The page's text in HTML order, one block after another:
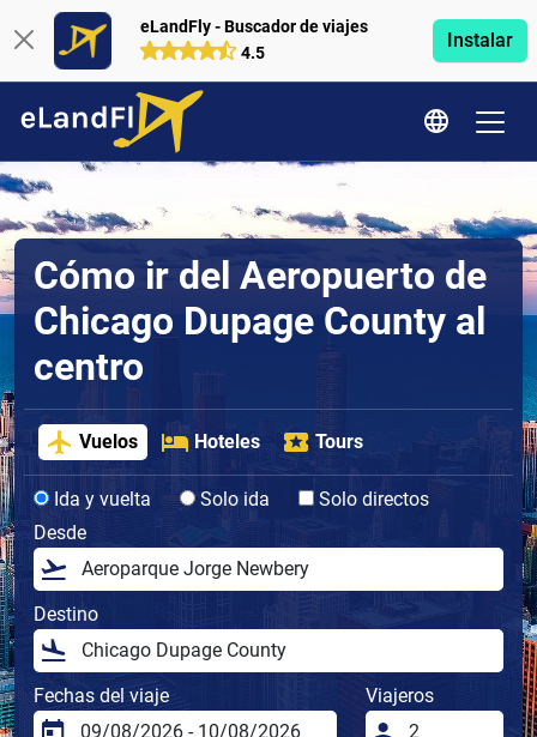
eLandFly - Buscador de viajes
4.5
Instalar
Cómo ir del Aeropuerto de
Chicago Dupage County al
centro
Vuelos Hoteles Tours
Ida y vuelta Solo ida
Solo directos
Desde
Destino
Fechas del viaje Viajeros